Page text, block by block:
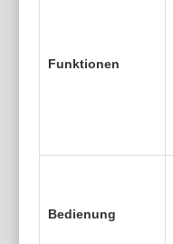
Funktionen
Bedienung